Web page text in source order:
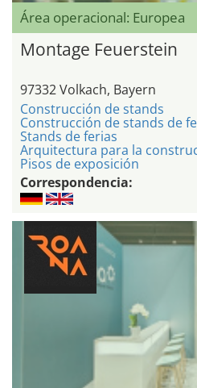
Área operacional: Europea
Montage Feuerstein
97332 Volkach, Bayern
Construcción de stands
Construcción de stands de
Stands de ferias
Arquitectura para la
Pisos de exposición
Correspondencia: